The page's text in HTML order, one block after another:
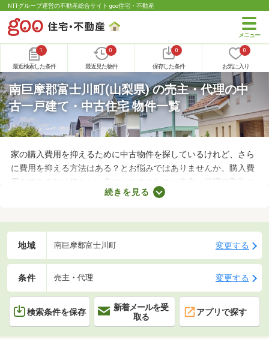
NTTグループ運営の不動産総合サイト goo住宅・不動産
1
最近検索した条件
0
最近見た物件
0
保存した条件
0
お気に入り
南巨摩郡富士川町(山梨県) の売主・代理の中
古一戸建て・中古住宅 物件一覧
家の購入費用を抑えるために中古物件を探しているけれど、さら
に費用を抑える方法はある？とお悩みではありませんか。購入費
用をできるだけ抑えたい方におすすめなのが売主・代理で取引さ
れる物件です。不動産会社への仲介手数料が発生しないので、購
古の一戸建て物件を紹介します。
続きを見る
地域 南巨摩郡富士川町 変更する
条件 売主・代理 変更する
検索条件を保存
新着メールを受
取る
アプリで探す